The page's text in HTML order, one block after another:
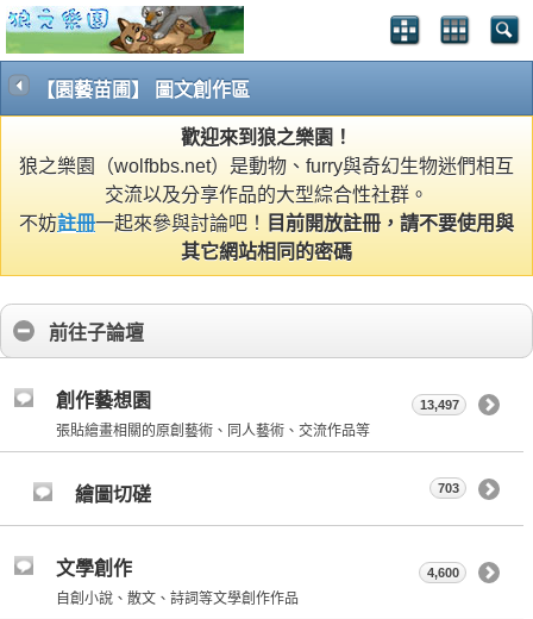
【園藝苗圃】 圖文創作區
歡迎來到狼之樂園！
狼之樂園（wolfbbs.net）是動物、furry與奇幻生物迷們相互
交流以及分享作品的大型綜合性社群。
不妨註冊一起來參與討論吧！
目前開放註冊，請不要使用與
其它網站相同的密碼
前往子論壇
創作藝想園
張貼繪畫相關的原創藝術、同人藝術、交流作品等
13,497
繪圖切磋 703
文學創作
自創小說、散文、詩詞等文學創作作品
4,600